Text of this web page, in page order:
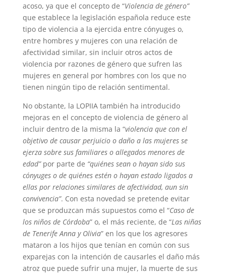
acoso, ya que el concepto de “Violencia de género”
que establece la legislación española reduce este
tipo de violencia a la ejercida entre cónyuges o,
entre hombres y mujeres con una relación de
afectividad similar, sin incluir otros actos de
violencia por razones de género que sufren las
mujeres en general por hombres con los que no
tienen ningún tipo de relación sentimental.
No obstante, la LOPIIA también ha introducido
mejoras en el concepto de violencia de género al
incluir dentro de la misma la “violencia que con el
objetivo de causar perjuicio o daño a las mujeres se
ejerza sobre sus familiares o allegados menores de
edad” por parte de “quiénes sean o hayan sido sus
cónyuges o de quiénes estén o hayan estado ligados a
ellas por relaciones similares de afectividad, aun sin
convivencia”. Con esta novedad se pretende evitar
que se produzcan más supuestos como el “Caso de
los niños de Córdoba” o, el más reciente, de “Las niñas
de Tenerife Anna y Olivia” en los que los agresores
mataron a los hijos que tenían en común con sus
exparejas con la intención de causarles el daño más
atroz que puede sufrir una mujer, la muerte de sus